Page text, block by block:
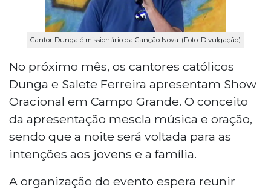
Cantor Dunga é missionário da Canção Nova. (Foto: Divulgação)
No próximo mês, os cantores católicos
Dunga e Salete Ferreira apresentam Show
Oracional em Campo Grande. O conceito
da apresentação mescla música e oração,
sendo que a noite será voltada para as
intenções aos jovens e a família.
A organização do evento espera reunir